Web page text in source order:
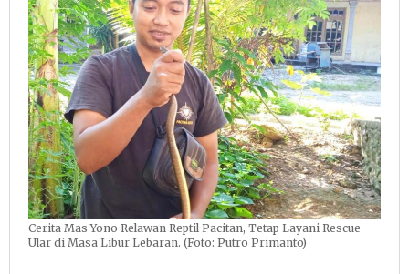
Cerita Mas Yono Relawan Reptil Pacitan, Tetap Layani Rescue
Ular di Masa Libur Lebaran. (Foto: Putro Primanto)